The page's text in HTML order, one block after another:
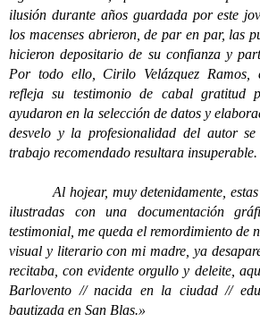
ilusión durante años guardada por este
los macenses abrieron, de par en par, las
hicieron depositario de su confianza y
Por todo ello, Cirilo Velázquez Ramos,
refleja su testimonio de cabal gratitud
ayudaron en la selección de datos y
desvelo y la profesionalidad del autor
trabajo recomendado resultara insuperable.
Al hojear, muy detenidamente, estas
ilustradas con una documentación
testimonial, me queda el remordimiento de
visual y literario con mi madre, ya
recitaba, con evidente orgullo y deleite,
Barlovento // nacida en la ciudad //
bautizada en San Blas.»